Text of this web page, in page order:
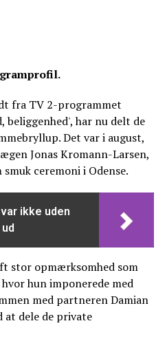
fra TV 2-programmet
beliggenhed', har nu delt de
Det var i august,
Jonas Kromann-Larsen,
ceremoni i Odense.
ikke uden
stor opmærksomhed som
hun imponerede med
med partneren Damian
at dele de private